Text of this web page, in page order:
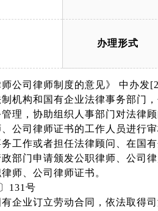
办理形式
公司律师制度的意见》 中办发
机构和国有企业法律事务部门
理，协助组织人事部门对法律
公司律师证书的工作人员进行审
工作或者担任法律顾问、在国
部门申请颁发公职律师、公司
师、公司律师证书。
131号
企业订立劳动合同，依法取得